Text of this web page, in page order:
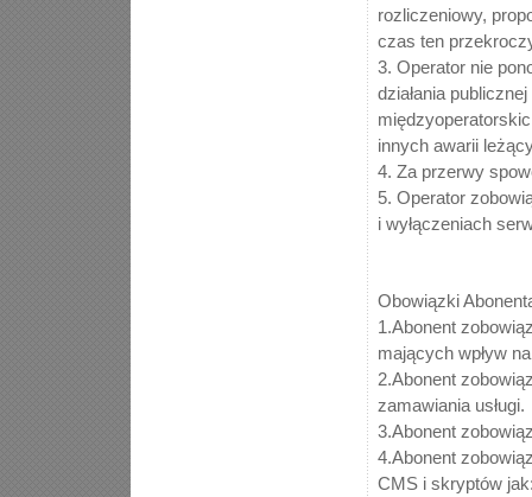
rozliczeniowy,
czas ten
3. Operator nie
działania
innych awarii
4. Za przerwy
5. Operator
i wyłączeniach
Obowiązki
1.Abonent
mających wpływ
2.Abonent
zamawiania usługi.
3.Abonent
4.Abonent
CMS i skryptów